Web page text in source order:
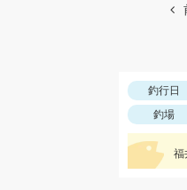
釣行日
釣場
福